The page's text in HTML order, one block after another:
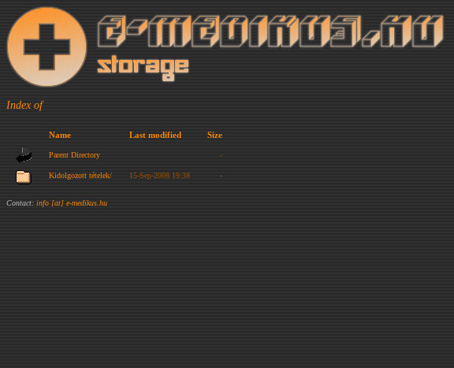
Index of
Name Last modified Size
Parent Directory -
Kidolgozott tételek/ 15-Sep-2008 19:38 -
Contact: info [at] e-medikus.hu